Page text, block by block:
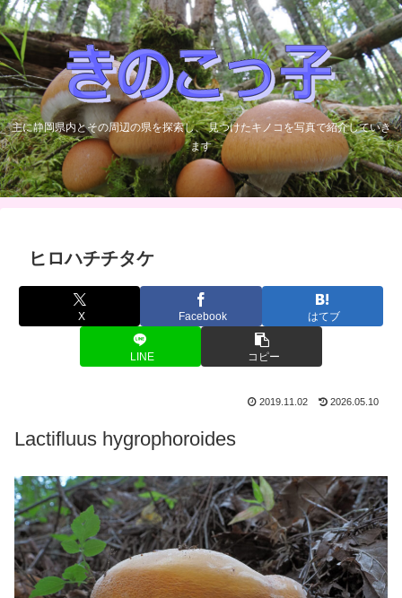
主に静岡県内とその周辺の県を探索し、 見つけたキノコを写真で紹介していき
ます
ヒロハチチタケ
X Facebook はてブ
LINE コピー
2019.11.02 2026.05.10
Lactifluus hygrophoroides